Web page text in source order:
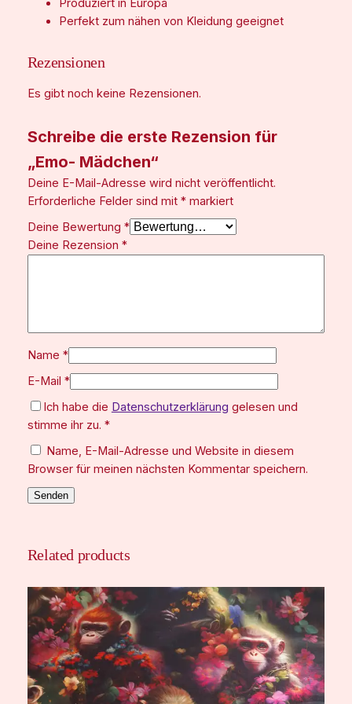
Produziert in Europa
Perfekt zum nähen von Kleidung geeignet
Rezensionen
Es gibt noch keine Rezensionen.
Schreibe die erste Rezension für
„Emo- Mädchen“
Deine E-Mail-Adresse wird nicht veröffentlicht.
Erforderliche Felder sind mit *markiert
Deine Bewertung *
Deine Rezension *
Name *
E-Mail *
Ich habe die Datenschutzerklärung gelesen und
stimme ihr zu. *
Name, E-Mail-Adresse und Website in diesem
Browser für meinen nächsten Kommentar speichern.
Related products